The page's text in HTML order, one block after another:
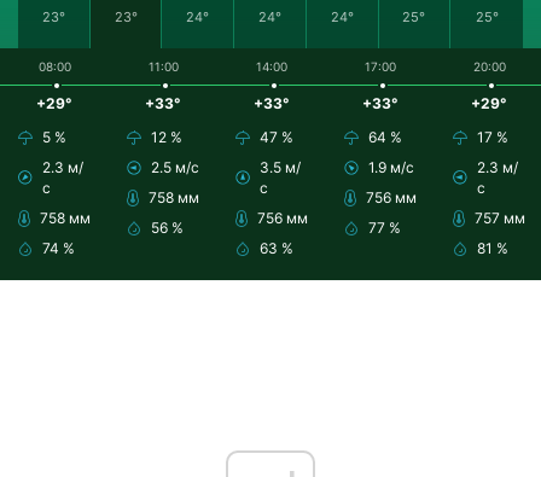
23° 23° 24° 24° 24° 25° 25°
08:00
+29°
5 %
2.3 м/
с
758 мм
74 %
11:00
+33°
12 %
2.5 м/с
758 мм
56 %
14:00
+33°
47 %
3.5 м/
с
756 мм
63 %
17:00
+33°
64 %
1.9 м/с
756 мм
77 %
20:00
+29°
17 %
2.3 м/
с
757 мм
81 %